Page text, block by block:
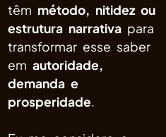
têm método, nitidez ou
estrutura narrativa para
transformar esse saber
em autoridade,
demanda e
prosperidade.